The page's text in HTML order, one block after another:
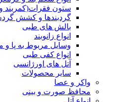
ستون فقرات(کمربند و
گردبندها و کشش
بالش های طبی
انواع زانوبند
وسایل مربوط به پا و
انواع کفی طبی
آتل های اورژانسی
سایر محصولات
واکر و عصا
محافظ صورت و بینی